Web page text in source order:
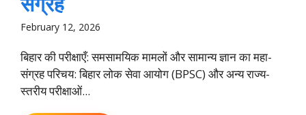
February 12, 2026
बिहार की परीक्षाएँ: समसामयिक मामलों और सामान्य ज्ञान का महा-
संग्रह परिचय: बिहार लोक सेवा आयोग (BPSC) और अन्य राज्य-
स्तरीय परीक्षाओं...